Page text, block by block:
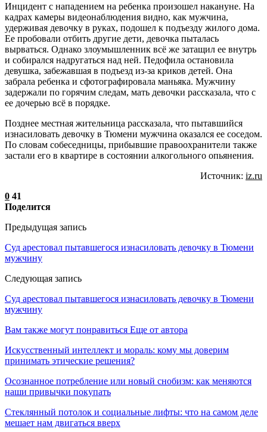
Инцидент с нападением на ребенка произошел накануне. На
кадрах камеры видеонаблюдения видно, как мужчина,
удерживая девочку в руках, подошел к подъезду жилого дома.
Ее пробовали отбить другие дети, девочка пыталась
вырваться. Однако злоумышленник всё же затащил ее внутрь
и собирался надругаться над ней. Педофила остановила
девушка, забежавшая в подъезд из-за криков детей. Она
забрала ребенка и сфотографировала маньяка. Мужчину
задержали по горячим следам, мать девочки рассказала, что с
ее дочерью всё в порядке.
Позднее местная жительница рассказала, что пытавшийся
изнасиловать девочку в Тюмени мужчина оказался ее соседом.
По словам собеседницы, прибывшие правоохранители также
застали его в квартире в состоянии алкогольного опьянения.
Источник: iz.ru
0 41
Поделится
Предыдущая запись
Суд арестовал пытавшегося изнасиловать девочку в Тюмени
мужчину
Следующая запись
Суд арестовал пытавшегося изнасиловать девочку в Тюмени
мужчину
Вам также могут понравиться Еще от автора
Искусственный интеллект и мораль: кому мы доверим
принимать этические решения?
Осознанное потребление или новый снобизм: как меняются
наши привычки покупать
Стеклянный потолок и социальные лифты: что на самом деле
мешает нам двигаться вверх